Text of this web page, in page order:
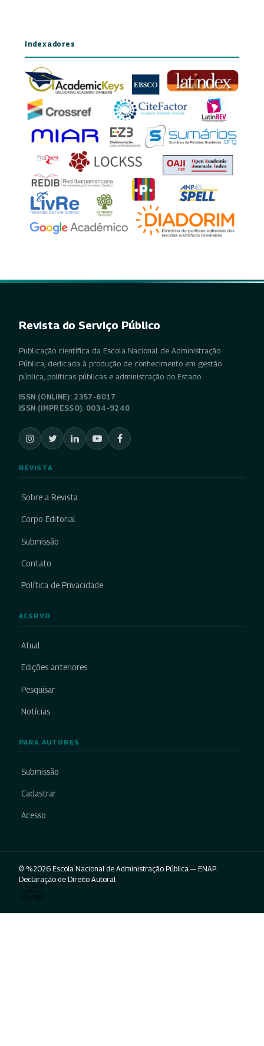
Indexadores
Revista do Serviço Público
Publicação científica da Escola Nacional de Administração
Pública, dedicada à produção de conhecimento em gestão
pública, políticas públicas e administração do Estado.
ISSN (ONLINE): 2357-8017
ISSN (IMPRESSO): 0034-9240
REVISTA
Sobre a Revista
Corpo Editorial
Submissão
Contato
Política de Privacidade
ACERVO
Atual
Edições anteriores
Pesquisar
Notícias
PARA AUTORES
Submissão
Cadastrar
Acesso
© %2026 Escola Nacional de Administração Pública — ENAP.
Declaração de Direito Autoral